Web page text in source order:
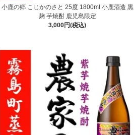
小鹿の郷 こじかのさと 25度 1800ml 小鹿酒造 黒
麹 芋焼酎 鹿児島限定
3,000円(税込)